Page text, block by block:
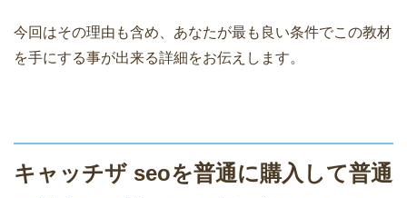
今回はその理由も含め、あなたが最も良い条件でこの教材
を手にする事が出来る詳細をお伝えします。
キャッチザ seoを普通に購入して普通